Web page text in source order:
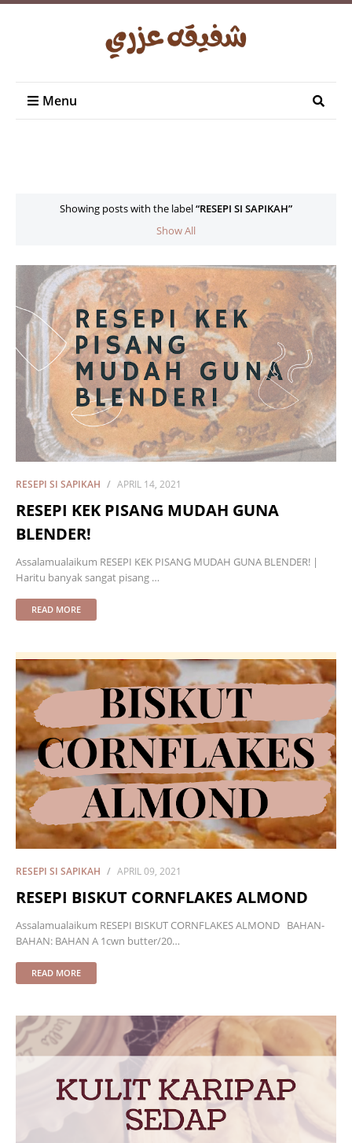
Menu
Showing posts with the label RESEPI SI SAPIKAH
Show All
RESEPI SI SAPIKAH APRIL 14, 2021
RESEPI KEK PISANG MUDAH GUNA
BLENDER!
Assalamualaikum RESEPI KEK PISANG MUDAH GUNA BLENDER! |
Haritu banyak sangat pisang …
READ MORE
RESEPI SI SAPIKAH APRIL 09, 2021
RESEPI BISKUT CORNFLAKES ALMOND
Assalamualaikum RESEPI BISKUT CORNFLAKES ALMOND BAHAN-
BAHAN: BAHAN A 1cwn butter/20…
READ MORE